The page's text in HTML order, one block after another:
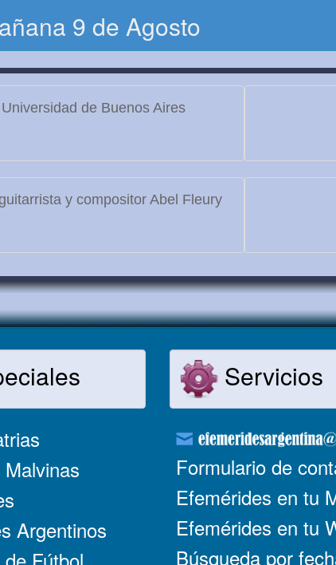
9 de Agosto
de Buenos Aires
y compositor Abel Fleury
Argentinos
Servicios
Formulario de
Efemérides en tu
Efemérides en tu
Búsqueda por